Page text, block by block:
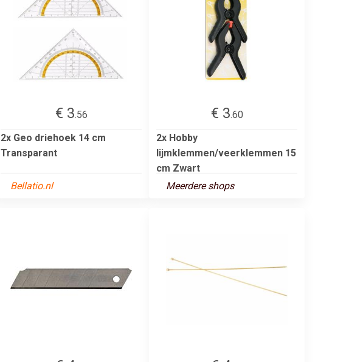
€ 3.56
2x Geo driehoek 14 cm
Transparant
Bellatio.nl
€ 3.60
2x Hobby
lijmklemmen/veerklemmen 15
cm Zwart
Meerdere shops